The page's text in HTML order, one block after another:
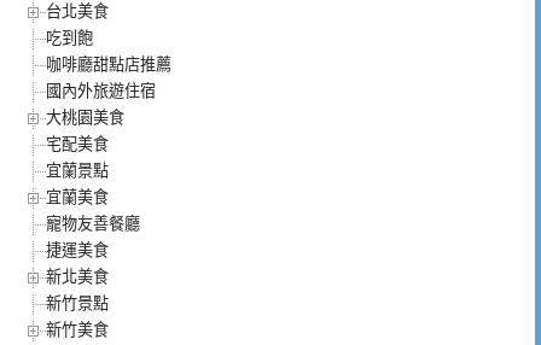
台北美食
吃到飽
咖啡廳甜點店推薦
國內外旅遊住宿
大桃園美食
宅配美食
宜蘭景點
宜蘭美食
寵物友善餐廳
捷運美食
新北美食
新竹景點
新竹美食